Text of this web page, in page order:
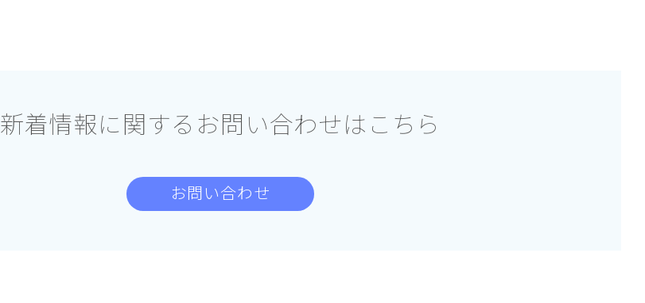
新着情報に関する お問い合わせはこちら
お問い合わせ